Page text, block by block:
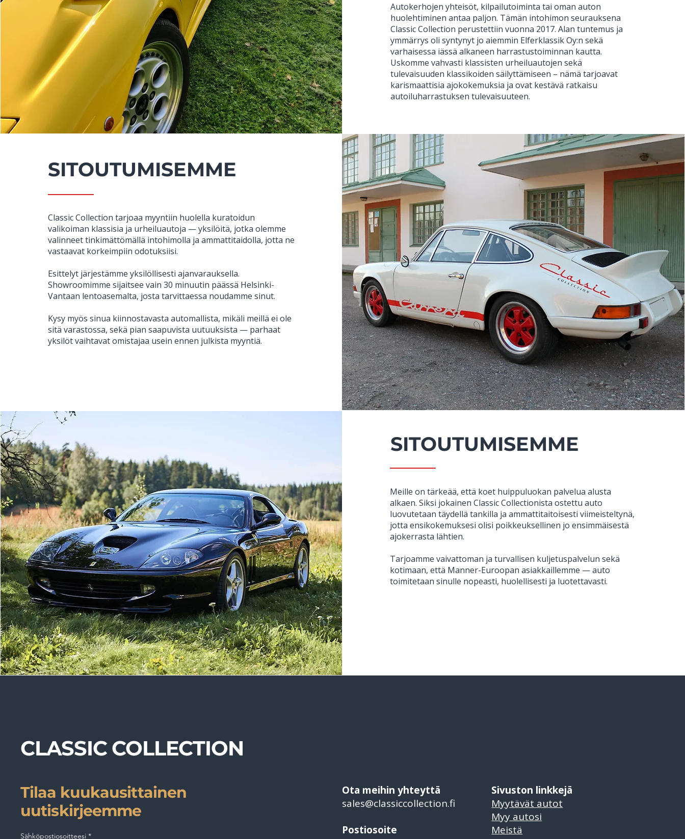
Autokerhojen yhteisöt, kilpailutoiminta tai oman auton
huolehtiminen antaa paljon. Tämän intohimon seurauksena
Classic Collection perustettiin vuonna 2017. Alan tuntemus ja
ymmärrys oli syntynyt jo aiemmin Elferklassik Oy:n sekä
varhaisessa iässä alkaneen harrastustoiminnan kautta.
Uskomme vahvasti klassisten urheiluautojen sekä
tulevaisuuden klassikoiden säilyttämiseen – nämä tarjoavat
karismaattisia ajokokemuksia ja ovat kestävä ratkaisu
autoiluharrastuksen tulevaisuuteen.
SITOUTUMISEMME
Classic Collection tarjoaa myyntiin huolella kuratoidun
valikoiman klassisia ja urheiluautoja — yksilöitä, jotka olemme
valinneet tinkimättömällä intohimolla ja ammattitaidolla, jotta ne
vastaavat korkeimpiin odotuksiisi.
Esittelyt järjestämme yksilöllisesti ajanvarauksella.
Showroomimme sijaitsee vain 30 minuutin päässä Helsinki-
Vantaan lentoasemalta, josta tarvittaessa noudamme sinut.
Kysy myös sinua kiinnostavasta automallista, mikäli meillä ei ole
sitä varastossa, sekä pian saapuvista uutuuksista — parhaat
yksilöt vaihtavat omistajaa usein ennen julkista myyntiä.
SITOUTUMISEMME
Meille on tärkeää, että koet huippuluokan palvelua alusta
alkaen. Siksi jokainen Classic Collectionista ostettu auto
luovutetaan täydellä tankilla ja ammattitaitoisesti viimeisteltynä,
jotta ensikokemuksesi olisi poikkeuksellinen jo ensimmäisestä
ajokerrasta lähtien.
Tarjoamme vaivattoman ja turvallisen kuljetuspalvelun sekä
kotimaan, että Manner-Euroopan asiakkaillemme — auto
toimitetaan sinulle nopeasti, huolellisesti ja luotettavasti.
CLASSIC COLLECTION
Tilaa kuukausittainen
uutiskirjeemme
Sähköpostiosoitteesi
Ota meihin yhteyttä
sales@classiccollection.fi
Postiosoite
Sivuston linkkejä
Myytävät autot
Myy autosi
Meistä